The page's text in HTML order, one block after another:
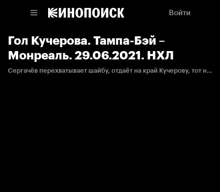
Войти
Гол Кучерова. Тампа-Бэй –
Монреаль. 29.06.2021. НХЛ
Сергачёв перехватывает шайбу, отдаёт на край Кучерову, тот набрасывает на пятак, откуда шайба залетает с помощью рикошета от защитника.